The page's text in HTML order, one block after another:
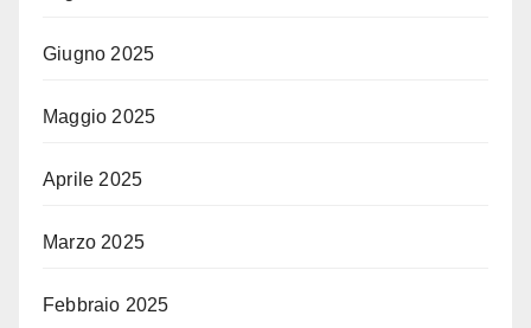
Giugno 2025
Maggio 2025
Aprile 2025
Marzo 2025
Febbraio 2025